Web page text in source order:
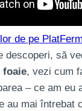
de pe
descoperi, să
foaie, vezi cum
– ce am
au mai întrebat